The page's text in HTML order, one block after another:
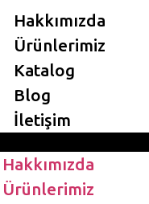
Hakkımızda
Ürünlerimiz
Katalog
Blog
İletişim
Hakkımızda
Ürünlerimiz